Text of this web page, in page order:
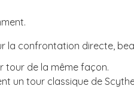
la confrontation directe,
tour de la même façon.
un tour classique de